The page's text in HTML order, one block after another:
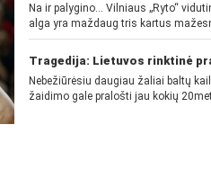
Na ir palygino... Vilniaus „Ryto“
alga yra maždaug tris kartus
„Žalgirio“... Mokama už
gerų žaidėjų...
Nebežiūrėsiu daugiau žaliai baltų
žaidimo gale pralošti jau kokių